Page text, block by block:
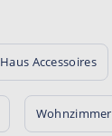
Haus Accessoires
Wohnzimmer